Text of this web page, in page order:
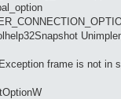
frame is not in